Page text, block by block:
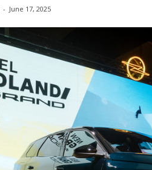
- June 17, 2025